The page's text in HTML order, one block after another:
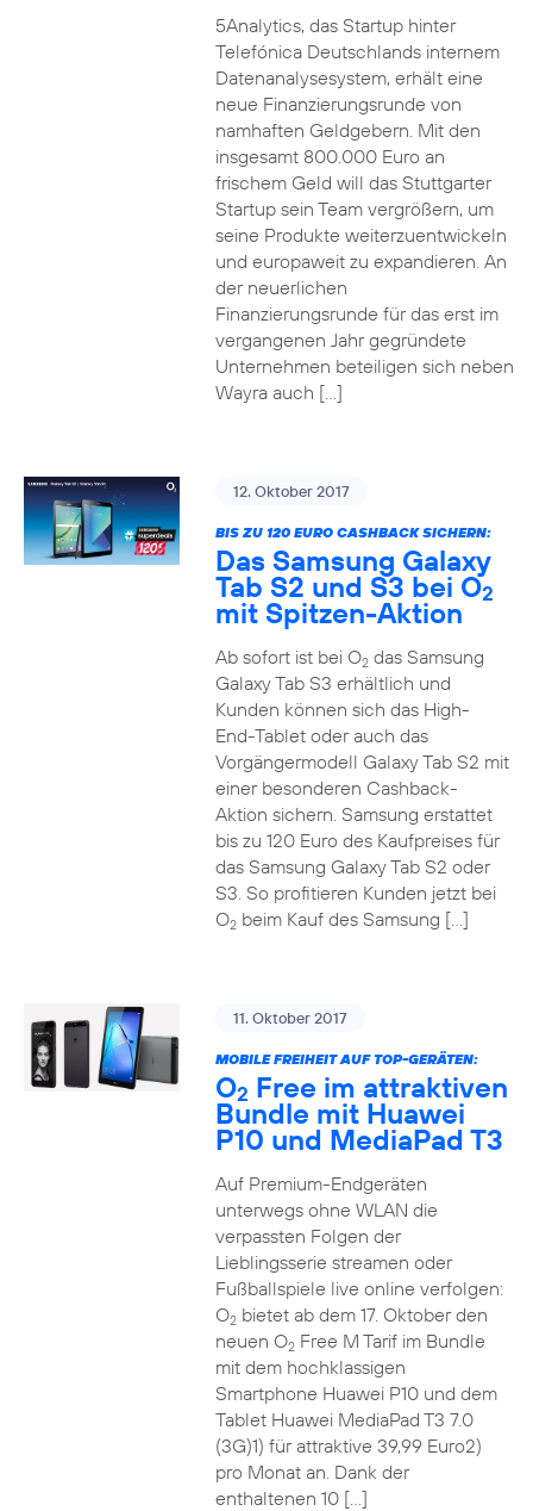
5Analytics, das Startup hinter
Telefónica Deutschlands internem
Datenanalysesystem, erhält eine
neue Finanzierungsrunde von
namhaften Geldgebern. Mit den
insgesamt 800.000 Euro an
frischem Geld will das Stuttgarter
Startup sein Team vergrößern, um
seine Produkte weiterzuentwickeln
und europaweit zu expandieren. An
der neuerlichen
Finanzierungsrunde für das erst im
vergangenen Jahr gegründete
Unternehmen beteiligen sich neben
Wayra auch […]
12. Oktober 2017
BIS ZU 120 EURO CASHBACK SICHERN:
Das Samsung Galaxy
Tab S2 und S3 bei O2
mit Spitzen-Aktion
Ab sofort ist bei O2das Samsung
Galaxy Tab S3 erhältlich und
Kunden können sich das High-
End-Tablet oder auch das
Vorgängermodell Galaxy Tab S2 mit
einer besonderen Cashback-
Aktion sichern. Samsung erstattet
bis zu 120 Euro des Kaufpreises für
das Samsung Galaxy Tab S2 oder
S3. So profitieren Kunden jetzt bei
O2beim Kauf des Samsung […]
11. Oktober 2017
MOBILE FREIHEIT AUF TOP-GERÄTEN:
O2 Free im attraktiven
Bundle mit Huawei
P10 und MediaPad T3
Auf Premium-Endgeräten
unterwegs ohne WLAN die
verpassten Folgen der
Lieblingsserie streamen oder
Fußballspiele live online verfolgen:
O2bietet ab dem 17. Oktober den
neuen O2Free M Tarif im Bundle
mit dem hochklassigen
Smartphone Huawei P10 und dem
Tablet Huawei MediaPad T3 7.0
(3G)1) für attraktive 39,99 Euro2)
pro Monat an. Dank der
enthaltenen 10 […]